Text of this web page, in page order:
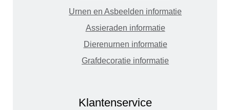
Urnen en Asbeelden informatie
Assieraden informatie
Dierenurnen informatie
Grafdecoratie informatie
Klantenservice